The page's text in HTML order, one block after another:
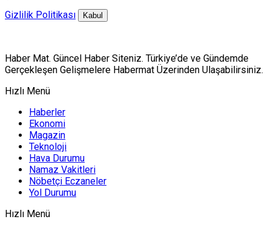
Gizlilik Politikası
Kabul
Haber Mat. Güncel Haber Siteniz. Türkiye’de ve Gündemde
Gerçekleşen Gelişmelere Habermat Üzerinden Ulaşabilirsiniz.
Hızlı Menü
Haberler
Ekonomi
Magazin
Teknoloji
Hava Durumu
Namaz Vakitleri
Nöbetçi Eczaneler
Yol Durumu
Hızlı Menü